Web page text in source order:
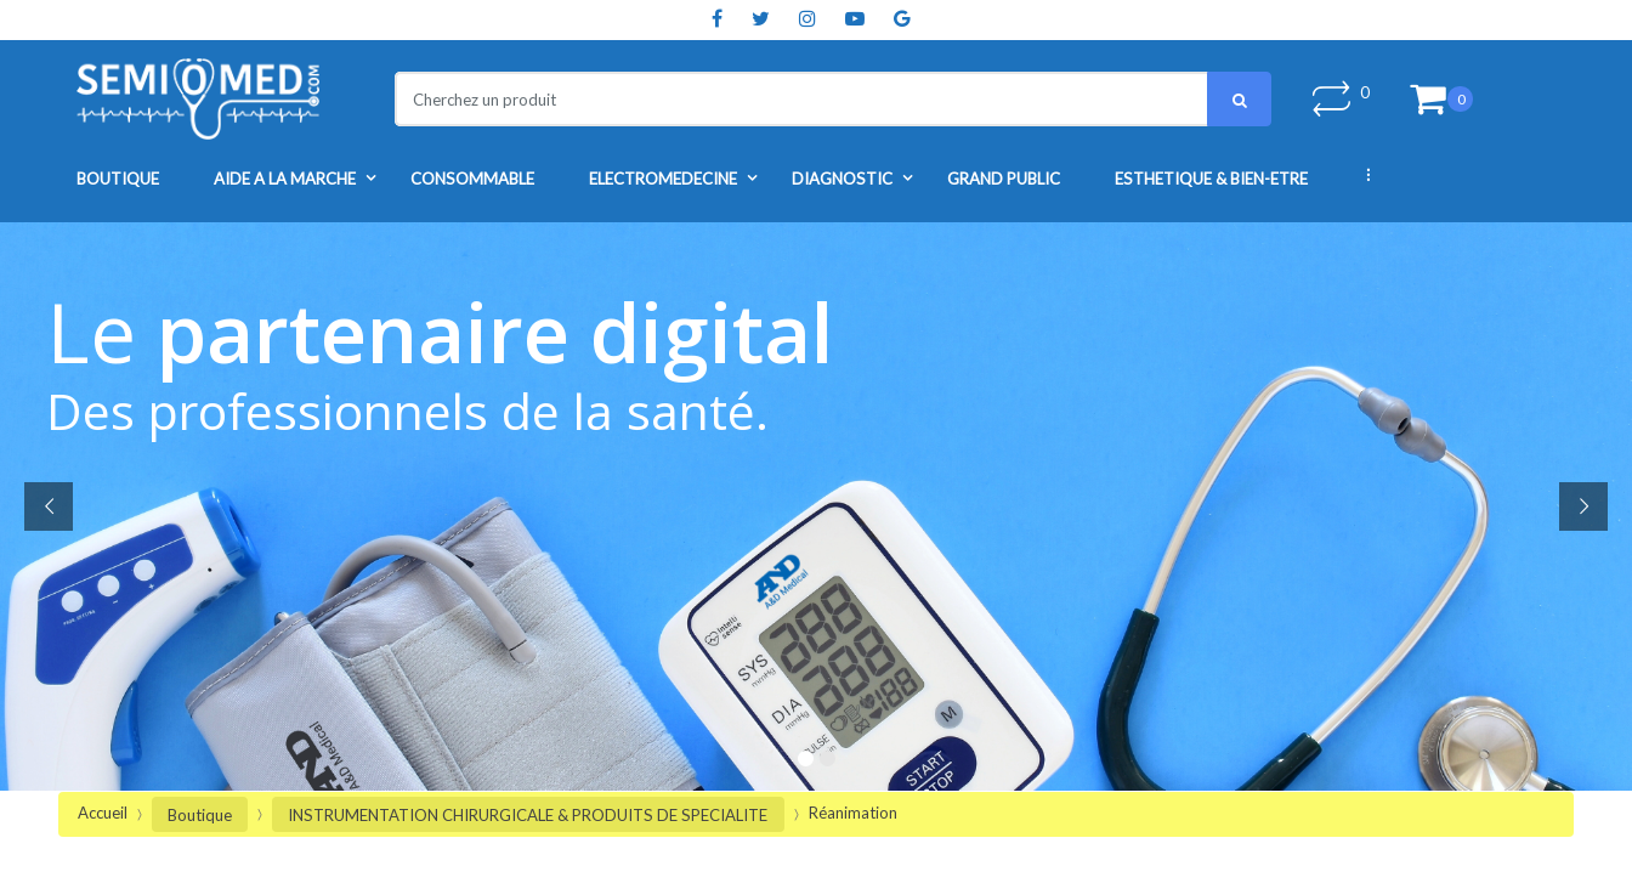
0 0
BOUTIQUE AIDE A LA MARCHE CONSOMMABLE ELECTROMEDECINE DIAGNOSTIC GRAND PUBLIC ESTHETIQUE & BIEN-ETRE ...
Le partenaire digital
Des professionnels de la santé.
Accueil Boutique INSTRUMENTATION CHIRURGICALE & PRODUITS DE SPECIALITE Réanimation